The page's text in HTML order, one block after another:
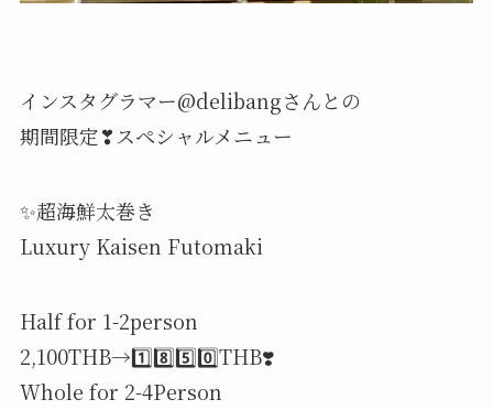
インスタグラマー@delibangさんとの
期間限定❣スペシャルメニュー
✨超海鮮太巻き
Luxury Kaisen Futomaki
Half for 1-2person
2,100THB→1️⃣8️⃣5️⃣0️⃣THB❣️
Whole for 2-4Person